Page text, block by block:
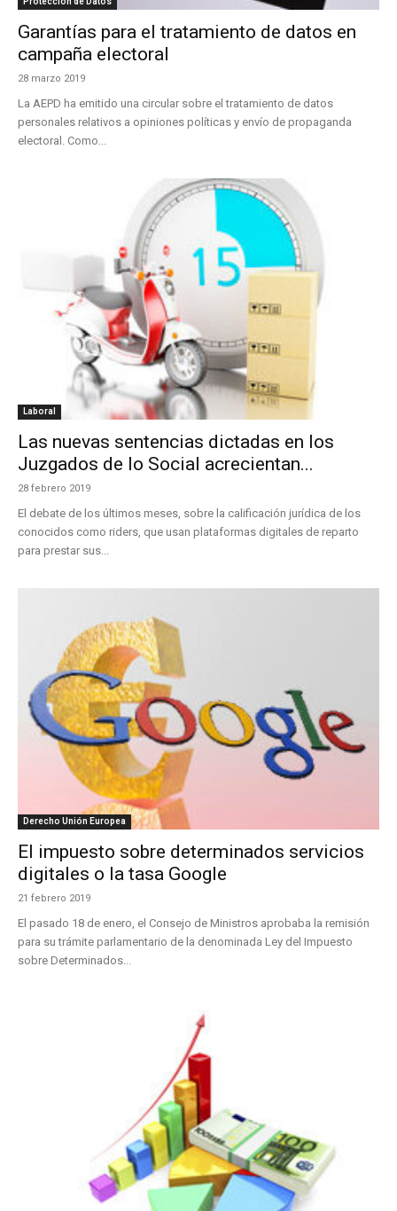
Garantías para el tratamiento de datos en
campaña electoral
28 marzo 2019
La AEPD ha emitido una circular sobre el tratamiento de datos
personales relativos a opiniones políticas y envío de propaganda
electoral. Como...
Laboral
Las nuevas sentencias dictadas en los
Juzgados de lo Social acrecientan...
28 febrero 2019
El debate de los últimos meses, sobre la calificación jurídica de los
conocidos como riders, que usan plataformas digitales de reparto
para prestar sus...
Derecho Unión Europea
El impuesto sobre determinados servicios
digitales o la tasa Google
21 febrero 2019
El pasado 18 de enero, el Consejo de Ministros aprobaba la remisión
para su trámite parlamentario de la denominada Ley del Impuesto
sobre Determinados...